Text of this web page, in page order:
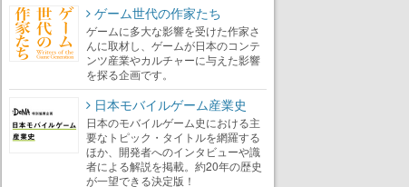
ゲーム世代の作家たち
ゲームに多大な影響を受けた作家さ
んに取材し、ゲームが日本のコンテ
ンツ産業やカルチャーに与えた影響
を探る企画です。
日本モバイルゲーム産業史
日本のモバイルゲーム史における主
要なトピック・タイトルを網羅する
ほか、開発者へのインタビューや識
者による解説を掲載。約20年の歴史
が一望できる決定版！